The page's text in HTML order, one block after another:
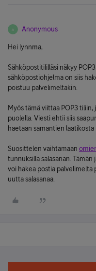
A Anonymous
Hei lynnma,
Sähköpostitililläsi näkyy
sähköpostiohjelma on siis
poistuu palvelimeltakin.
Myös tämä viittaa POP3
puolella. Viesti ehtii siis
haetaan samantien laatikosta
Suosittelen vaihtamaan
tunnuksilla salasanan.
voi hakea postia palvelimelta
uutta salasanaa.